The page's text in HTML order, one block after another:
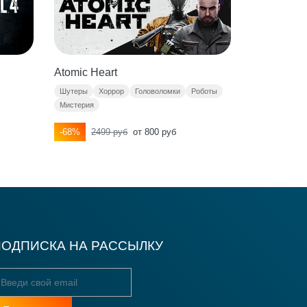
редко.Atomic Heart
Шутеры Хоррор Головоломки
Роботы
Мистерия
-68% 2499 руб от 800 руб
НА РАССЫЛКУ